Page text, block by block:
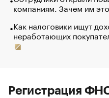
компаниям. Зачем им это
Как налоговики ищут
неработающих
Регистрация